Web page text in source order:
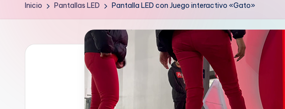
Inicio Pantallas LED Pantalla LED con Juego interactivo «Gato»